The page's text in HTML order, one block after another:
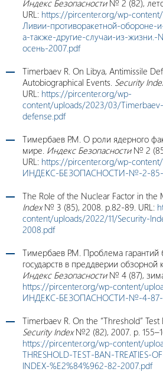
Индекс Безопасности№ 2 (82), лето
URL: https://pircenter.org/wp-
Ливии-противоракетной-обороне-
а-также-другие-случаи-из-
осень-2007.pdf
Timerbaev R. On Libya, Antimissile
Autobiographical Events. Security
URL: https://pircenter.org/wp-
content/uploads/2023/03/
defense.pdf
Тимербаев Р.М. О роли ядерного
мире. Индекс Безопасности№ 2
URL: https://pircenter.org/wp-
ИНДЕКС-БЕЗОПАСНОСТИ-№-2-85-
The Role of the Nuclear Factor in the
Index№ 3 (85), 2008. p.82-89. URL:
content/uploads/2022/11/Security-
2008.pdf
Тимербаев Р.М. Проблема гарантий
государств в преддверии
Индекс Безопасности№ 4 (87),
https://pircenter.org/wp-content/
ИНДЕКС-БЕЗОПАСНОСТИ-№-4-87-
Timerbaev R. On the “Threshold” Test
Security Index№2 (82), 2007. p.
https://pircenter.org/wp-content/
THRESHOLD-TEST-BAN-TREATIES-
INDEX-%E2%84%962-82-2007.pdf